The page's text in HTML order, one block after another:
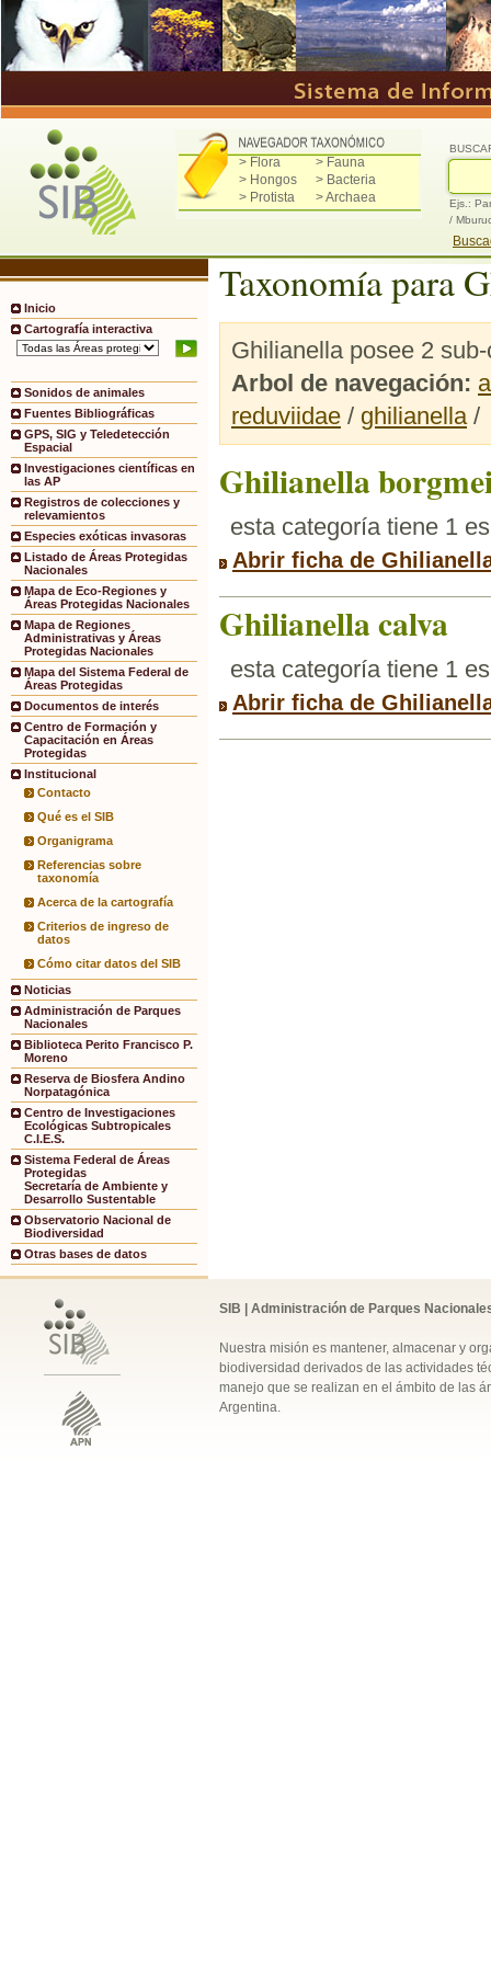
> Flora
> Fauna
> Hongos
> Bacteria
> Protista
> Archaea
Ejs.:
/
Inicio
Cartografía interactiva
Sonidos de animales
Fuentes Bibliográficas
GPS, SIG y Teledetección
Espacial
Investigaciones científicas en
las AP
Registros de colecciones y
relevamientos
Especies exóticas invasoras
Listado de Áreas Protegidas
Nacionales
Mapa de Eco-Regiones y
Áreas Protegidas Nacionales
Mapa de Regiones
Administrativas y Áreas
Protegidas Nacionales
Mapa del Sistema Federal de
Áreas Protegidas
Documentos de interés
Centro de Formación y
Capacitación en Áreas
Protegidas
Institucional
Contacto
Qué es el SIB
Organigrama
Referencias sobre
taxonomía
Acerca de la cartografía
Criterios de ingreso de
datos
Cómo citar datos del SIB
Noticias
Administración de Parques
Nacionales
Biblioteca Perito Francisco P.
Moreno
Reserva de Biosfera Andino
Norpatagónica
Centro de Investigaciones
Ecológicas Subtropicales
C.I.E.S.
Sistema Federal de Áreas
Protegidas
Secretaría de Ambiente y
Desarrollo Sustentable
Observatorio Nacional de
Biodiversidad
Otras bases de datos
Taxonomía para
Ghilianella posee 2
Arbol de navegación:
reduviidae / ghilianella/
Ghilianella
esta categoría tiene 1
Abrir ficha de
Ghilianella calva
esta categoría tiene 1
Abrir ficha de
SIB | Administración de Parques
Nuestra misión es mantener, almacenar y
biodiversidad derivados de las actividades
manejo que se realizan en el ámbito de las
Argentina.